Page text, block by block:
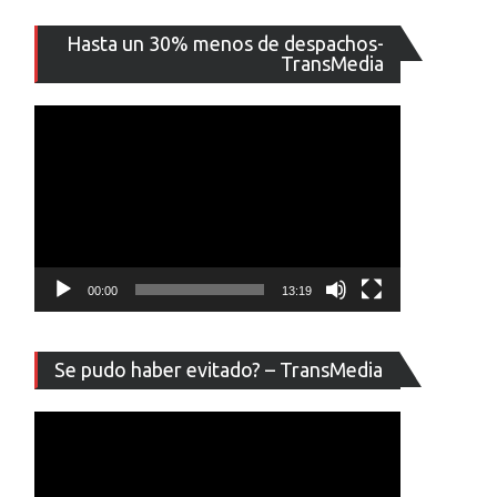
Hasta un 30% menos de despachos-
TransMedia
de
vídeo
00:00 13:19
Se pudo haber evitado? – TransMedia
de
vídeo